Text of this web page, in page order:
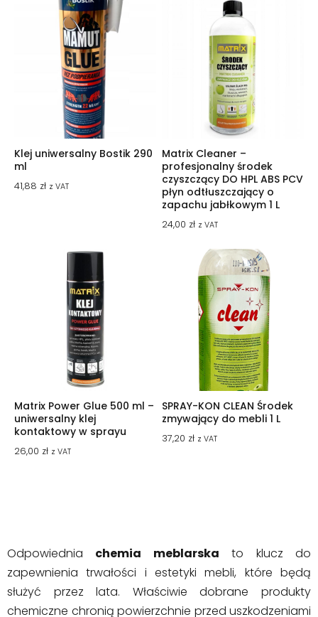
Klej uniwersalny Bostik 290
ml
41,88 zł z VAT
Matrix Cleaner –
profesjonalny środek
czyszczący DO HPL ABS PCV
płyn odtłuszczający o
zapachu jabłkowym 1 L
24,00 zł z VAT
Matrix Power Glue 500 ml –
uniwersalny klej
kontaktowy w sprayu
26,00 zł z VAT
SPRAY-KON CLEAN Środek
zmywający do mebli 1 L
37,20 zł z VAT
Odpowiednia chemia meblarska to klucz do
zapewnienia trwałości i estetyki mebli, które będą
służyć przez lata. Właściwie dobrane produkty
chemiczne chronią powierzchnie przed uszkodzeniami